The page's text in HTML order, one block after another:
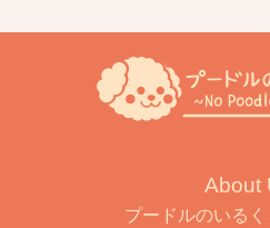
About
プードルのいる